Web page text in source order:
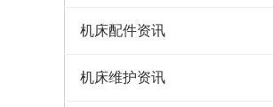
机床配件资讯
机床维护资讯